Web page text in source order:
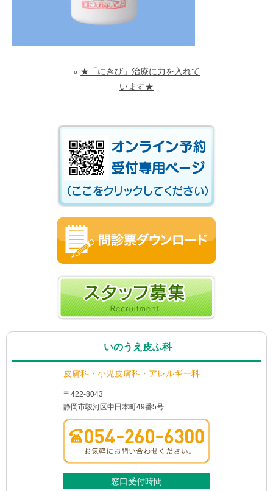
« ★「にきび」治療に力を入れて
います★
いのうえ皮ふ科
皮膚科・小児皮膚科・アレルギー科
〒422-8043
静岡市駿河区中田本町49番5号
窓口受付時間